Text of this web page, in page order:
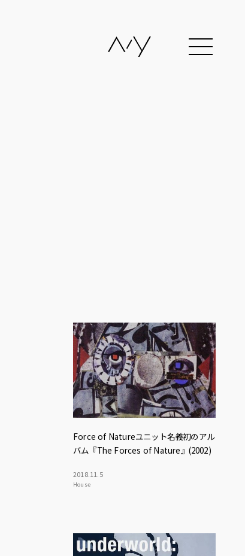
Force of Natureユニット名義初のアル
バム『The Forces of Nature』(2002)
2018.11.5
House